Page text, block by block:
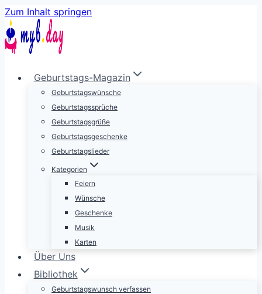
Zum Inhalt springen
Geburtstags-Magazin
Geburtstagswünsche
Geburtstagssprüche
Geburtstagsgrüße
Geburtstagsgeschenke
Geburtstagslieder
Kategorien
Feiern
Wünsche
Geschenke
Musik
Karten
Über Uns
Bibliothek
Geburtstagswunsch verfassen